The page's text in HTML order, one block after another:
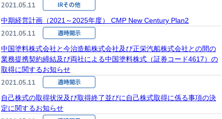
2021.05.11
中期経営計画（2021～2025年度） CMP New Century Plan2
2021.05.11
中国塗料株式会社と今治造船株式会社及び正栄汽船株式会社との間の
業務提携契約締結及び両社による中国塗料株式（証券コード4617）の
取得に関するお知らせ
2021.05.11
自己株式の取得状況及び取得終了並びに自己株式取得に係る事項の決
定に関するお知らせ